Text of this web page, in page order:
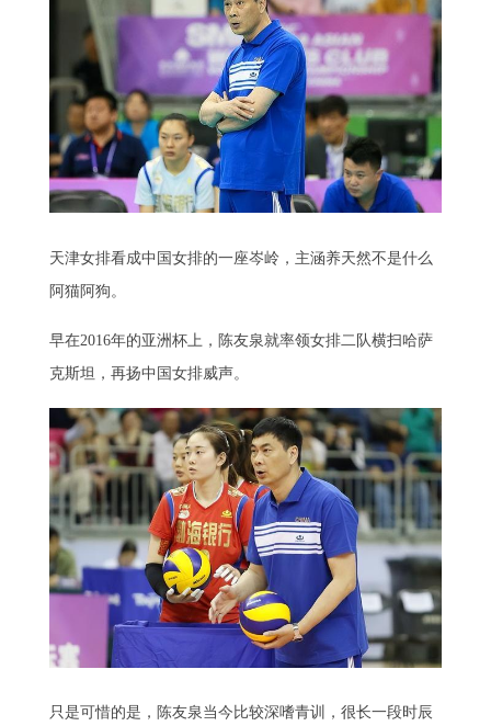
天津女排看成中国女排的一座岑岭，主涵养天然不是什么
阿猫阿狗。
早在2016年的亚洲杯上，陈友泉就率领女排二队横扫哈萨
克斯坦，再扬中国女排威声。
只是可惜的是，陈友泉当今比较深嗜青训，很长一段时辰